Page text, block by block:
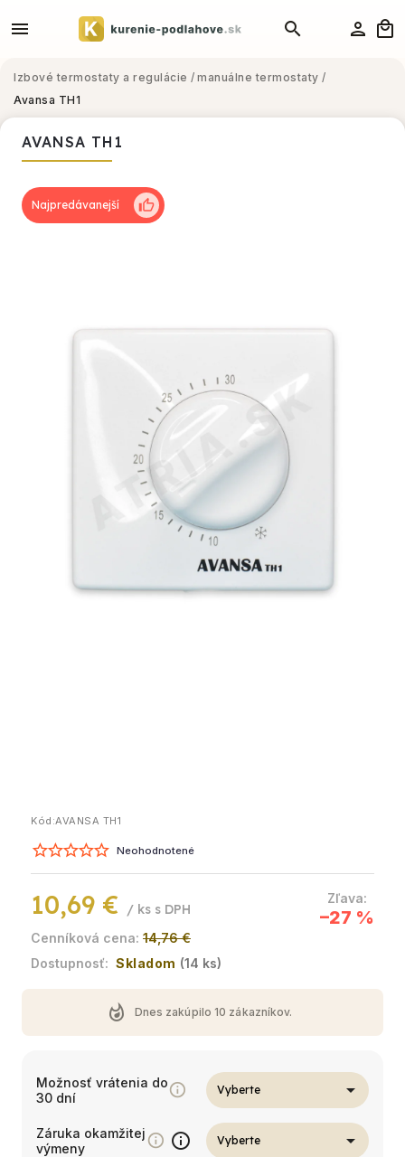
Izbové termostaty a regulácie / manuálne termostaty /
Avansa TH1
AVANSA TH1
Kód:AVANSA TH1
Neohodnotené
14,76 €
–27 %
10,69 € / ks
Skladom (14 ks)
whatshot Dnes zakúpilo 10 zákazníkov.
Možnosť vrátenia do
30 dní
Záruka okamžitej
výmeny
info